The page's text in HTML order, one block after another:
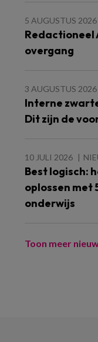
5 AUGUSTUS 2026
Redactioneel
overgang
3 AUGUSTUS 2026
Interne
Dit zijn de
10 JULI 2026
Best logisch:
oplossen met
onderwijs
Toon meer